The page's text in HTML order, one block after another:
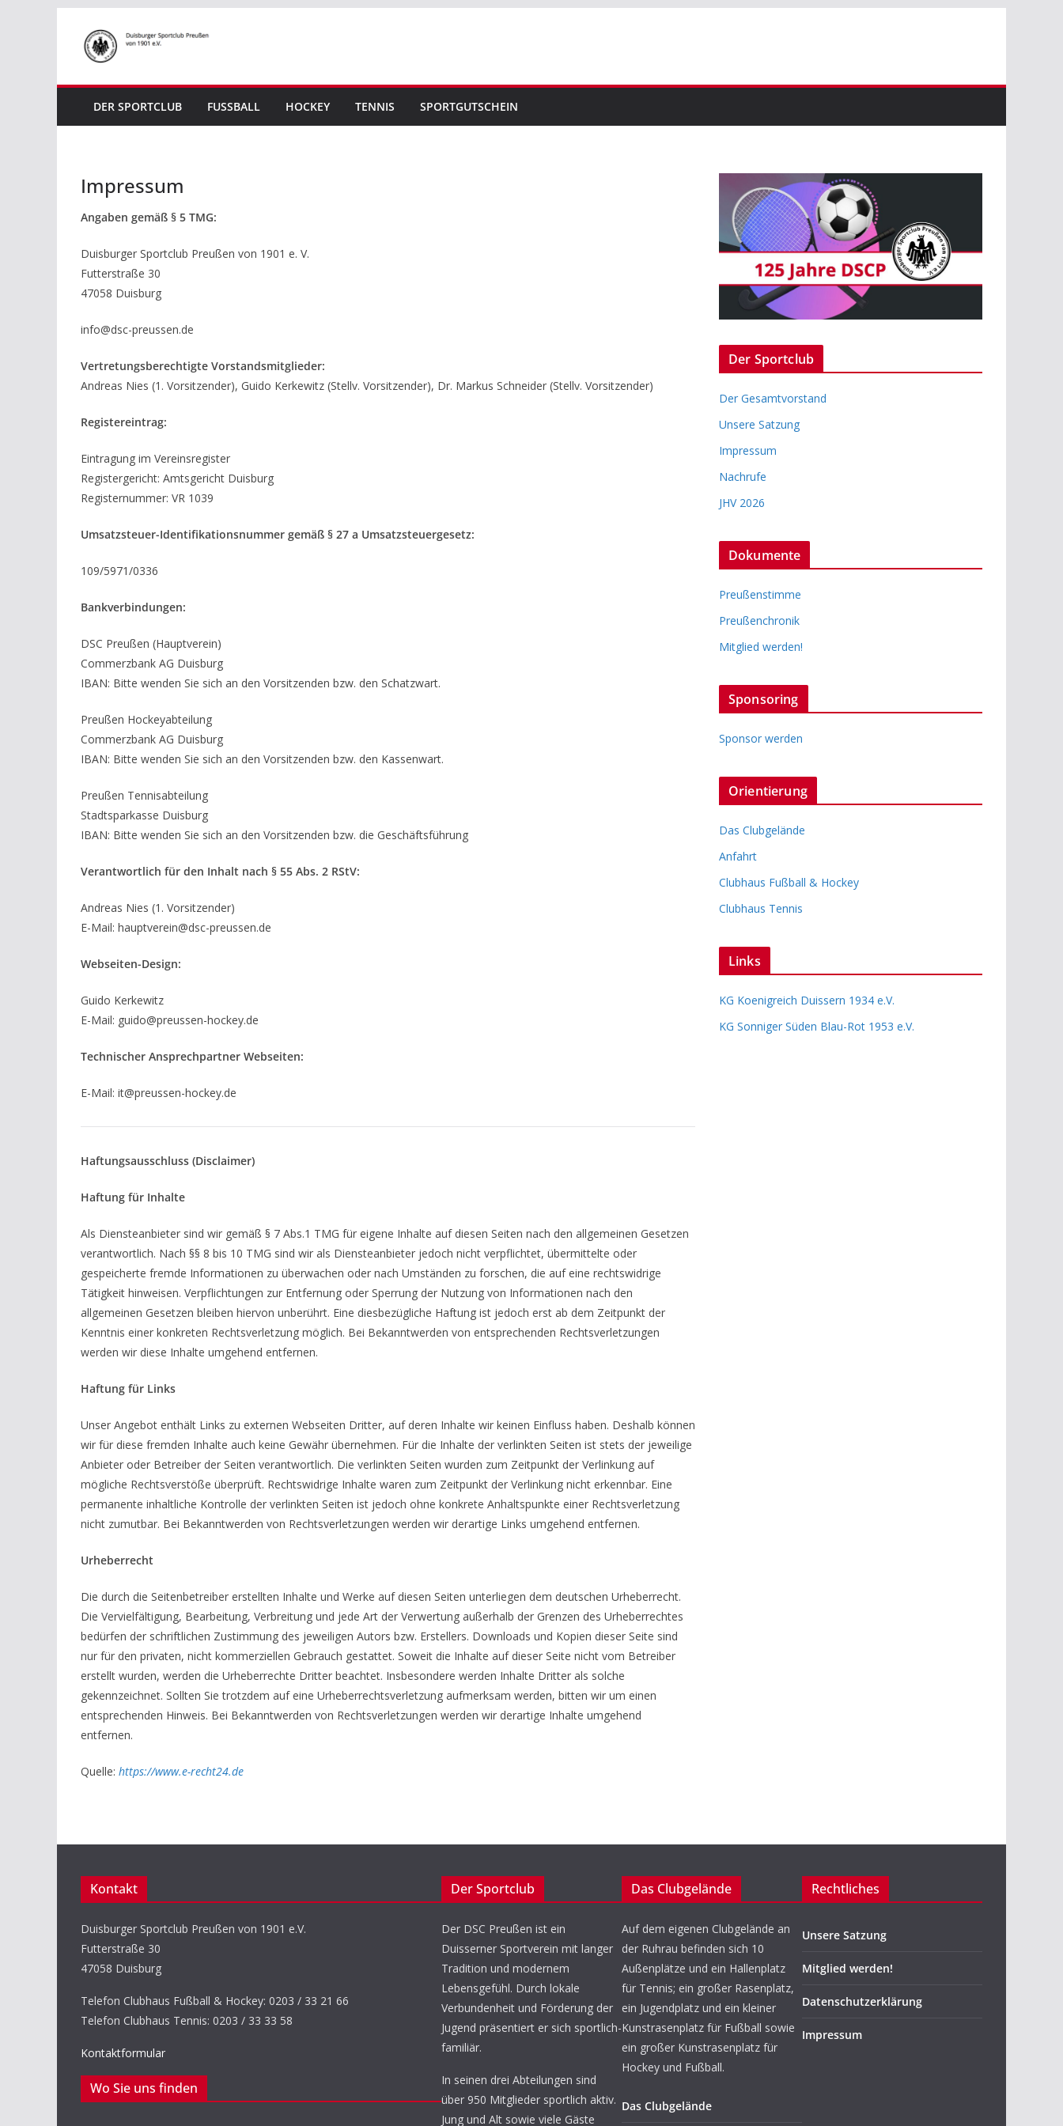
Inhalt
springen
DER SPORTCLUB FUSSBALL HOCKEY TENNIS SPORTGUTSCHEIN
Impressum
Angaben gemäß § 5 TMG:
Duisburger Sportclub Preußen von 1901 e. V.
Futterstraße 30
47058 Duisburg
info@dsc-preussen.de
Vertretungsberechtigte Vorstandsmitglieder:
Andreas Nies (1. Vorsitzender), Guido Kerkewitz (Stellv. Vorsitzender), Dr. Markus Schneider (Stellv. Vorsitzender)
Registereintrag:
Eintragung im Vereinsregister
Registergericht: Amtsgericht Duisburg
Registernummer: VR 1039
Umsatzsteuer-Identifikationsnummer gemäß § 27 a Umsatzsteuergesetz:
109/5971/0336
Bankverbindungen:
DSC Preußen (Hauptverein)
Commerzbank AG Duisburg
IBAN: Bitte wenden Sie sich an den Vorsitzenden bzw. den Schatzwart.
Preußen Hockeyabteilung
Commerzbank AG Duisburg
IBAN: Bitte wenden Sie sich an den Vorsitzenden bzw. den Kassenwart.
Preußen Tennisabteilung
Stadtsparkasse Duisburg
IBAN: Bitte wenden Sie sich an den Vorsitzenden bzw. die Geschäftsführung
Verantwortlich für den Inhalt nach § 55 Abs. 2 RStV:
Andreas Nies (1. Vorsitzender)
E-Mail: hauptverein@dsc-preussen.de
Webseiten-Design:
Guido Kerkewitz
E-Mail: guido@preussen-hockey.de
Technischer Ansprechpartner Webseiten:
E-Mail: it@preussen-hockey.de
Haftungsausschluss (Disclaimer)
Haftung für Inhalte
Als Diensteanbieter sind wir gemäß § 7 Abs.1 TMG für eigene Inhalte auf diesen Seiten nach den allgemeinen Gesetzen
verantwortlich. Nach §§ 8 bis 10 TMG sind wir als Diensteanbieter jedoch nicht verpflichtet, übermittelte oder
gespeicherte fremde Informationen zu überwachen oder nach Umständen zu forschen, die auf eine rechtswidrige
Tätigkeit hinweisen. Verpflichtungen zur Entfernung oder Sperrung der Nutzung von Informationen nach den
allgemeinen Gesetzen bleiben hiervon unberührt. Eine diesbezügliche Haftung ist jedoch erst ab dem Zeitpunkt der
Kenntnis einer konkreten Rechtsverletzung möglich. Bei Bekanntwerden von entsprechenden Rechtsverletzungen
werden wir diese Inhalte umgehend entfernen.
Haftung für Links
Unser Angebot enthält Links zu externen Webseiten Dritter, auf deren Inhalte wir keinen Einfluss haben. Deshalb können
wir für diese fremden Inhalte auch keine Gewähr übernehmen. Für die Inhalte der verlinkten Seiten ist stets der jeweilige
Anbieter oder Betreiber der Seiten verantwortlich. Die verlinkten Seiten wurden zum Zeitpunkt der Verlinkung auf
mögliche Rechtsverstöße überprüft. Rechtswidrige Inhalte waren zum Zeitpunkt der Verlinkung nicht erkennbar. Eine
permanente inhaltliche Kontrolle der verlinkten Seiten ist jedoch ohne konkrete Anhaltspunkte einer Rechtsverletzung
nicht zumutbar. Bei Bekanntwerden von Rechtsverletzungen werden wir derartige Links umgehend entfernen.
Urheberrecht
Die durch die Seitenbetreiber erstellten Inhalte und Werke auf diesen Seiten unterliegen dem deutschen Urheberrecht.
Die Vervielfältigung, Bearbeitung, Verbreitung und jede Art der Verwertung außerhalb der Grenzen des Urheberrechtes
bedürfen der schriftlichen Zustimmung des jeweiligen Autors bzw. Erstellers. Downloads und Kopien dieser Seite sind
nur für den privaten, nicht kommerziellen Gebrauch gestattet. Soweit die Inhalte auf dieser Seite nicht vom Betreiber
erstellt wurden, werden die Urheberrechte Dritter beachtet. Insbesondere werden Inhalte Dritter als solche
gekennzeichnet. Sollten Sie trotzdem auf eine Urheberrechtsverletzung aufmerksam werden, bitten wir um einen
entsprechenden Hinweis. Bei Bekanntwerden von Rechtsverletzungen werden wir derartige Inhalte umgehend
entfernen.
Quelle: https://www.e-recht24.de
Der Sportclub
Der Gesamtvorstand
Unsere Satzung
Impressum
Nachrufe
JHV 2026
Dokumente
Preußenstimme
Preußenchronik
Mitglied werden!
Sponsoring
Sponsor werden
Orientierung
Das Clubgelände
Anfahrt
Clubhaus Fußball & Hockey
Clubhaus Tennis
Links
KG Koenigreich Duissern 1934 e.V.
KG Sonniger Süden Blau-Rot 1953 e.V.
Kontakt
Duisburger Sportclub Preußen von 1901 e.V.
Futterstraße 30
47058 Duisburg
Telefon Clubhaus Fußball & Hockey: 0203 / 33 21 66
Telefon Clubhaus Tennis: 0203 / 33 33 58
Kontaktformular
Wo Sie uns finden
Der Sportclub
Der DSC Preußen ist ein
Duisserner Sportverein mit langer
Tradition und modernem
Lebensgefühl. Durch lokale
Verbundenheit und Förderung der
Jugend präsentiert er sich sportlich-
familiär.
In seinen drei Abteilungen sind
über 950 Mitglieder sportlich aktiv.
Jung und Alt sowie viele Gäste
Das Clubgelände
Auf dem eigenen Clubgelände an
der Ruhrau befinden sich 10
Außenplätze und ein Hallenplatz
für Tennis; ein großer Rasenplatz,
ein Jugendplatz und ein kleiner
Kunstrasenplatz für Fußball sowie
ein großer Kunstrasenplatz für
Hockey und Fußball.
Das Clubgelände
Rechtliches
Unsere Satzung
Mitglied werden!
Datenschutzerklärung
Impressum